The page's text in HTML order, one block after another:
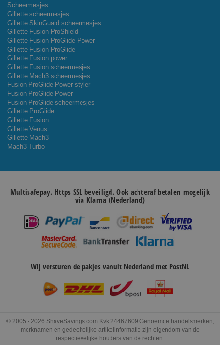
Scheermesjes
Gillette scheermesjes
Gillette SkinGuard scheermesjes
Gillette Fusion ProShield
Gillette Fusion ProGlide Power
Gillette Fusion ProGlide
Gillette Fusion power
Gillette Fusion scheermesjes
Gillette Mach3 scheermesjes
Fusion ProGlide Power styler
Fusion ProGlide Power
Fusion ProGlide scheermesjes
Gillette ProGlide
Gillette Fusion
Gillette Venus
Gillette Mach3
Mach3 Turbo
Multisafepay. Https SSL beveiligd. Ook achteraf betalen mogelijk
via Klarna (Nederland)
Wij versturen de pakjes vanuit Nederland met PostNL
© 2005 - 2026 ShaveSavings.com Kvk 24467609 Genoemde handelsmerken,
merknamen en gedeeltelijke artikelinformatie zijn eigendom van de
respectievelijke houders van de rechten.